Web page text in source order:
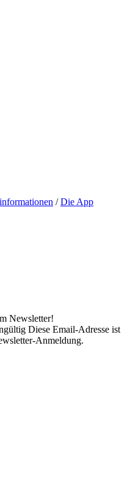
/Die App
Newsletter!
Diese Email-Adresse ist
Anmeldung.